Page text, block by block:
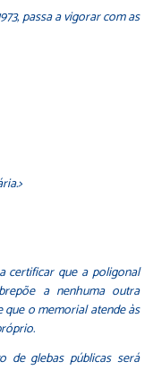
, passa a vigorar com as
certificar que a poligonal
a nenhuma outra
o memorial atende às
glebas públicas será